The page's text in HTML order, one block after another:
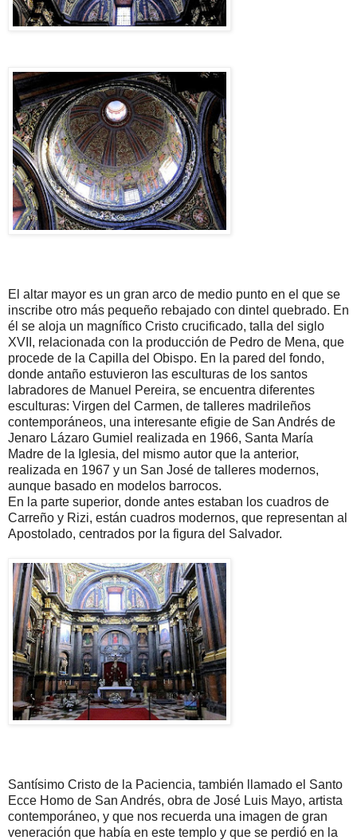
El altar mayor es un gran arco de medio punto en el que se
inscribe otro más pequeño rebajado con dintel quebrado. En
él se aloja un magnífico Cristo crucificado, talla del siglo
XVII, relacionada con la producción de Pedro de Mena, que
procede de la Capilla del Obispo. En la pared del fondo,
donde antaño estuvieron las esculturas de los santos
labradores de Manuel Pereira, se encuentra diferentes
esculturas: Virgen del Carmen, de talleres madrileños
contemporáneos, una interesante efigie de San Andrés de
Jenaro Lázaro Gumiel realizada en 1966, Santa María
Madre de la Iglesia, del mismo autor que la anterior,
realizada en 1967 y un San José de talleres modernos,
aunque basado en modelos barrocos.
En la parte superior, donde antes estaban los cuadros de
Carreño y Rizi, están cuadros modernos, que representan al
Apostolado, centrados por la figura del Salvador.
Santísimo Cristo de la Paciencia, también llamado el Santo
Ecce Homo de San Andrés, obra de José Luis Mayo, artista
contemporáneo, y que nos recuerda una imagen de gran
veneración que había en este templo y que se perdió en la